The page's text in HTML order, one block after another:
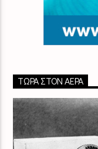
ΤΏΡΑ ΣΤΟΝ ΑΈΡΑ